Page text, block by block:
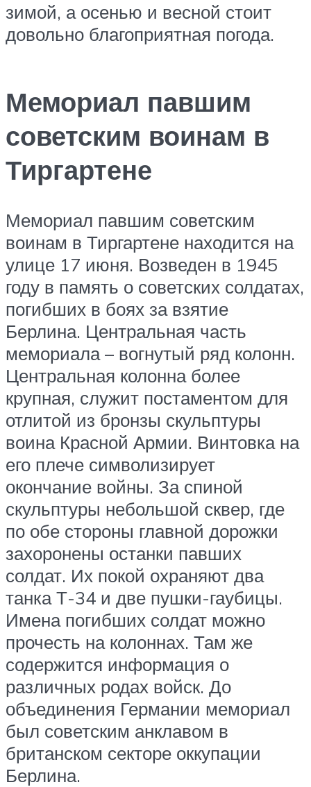
зимой, а осенью и весной стоит
довольно благоприятная погода.
Мемориал павшим
советским воинам в
Тиргартене
Мемориал павшим советским
воинам в Тиргартене находится на
улице 17 июня. Возведен в 1945
году в память о советских солдатах,
погибших в боях за взятие
Берлина. Центральная часть
мемориала – вогнутый ряд колонн.
Центральная колонна более
крупная, служит постаментом для
отлитой из бронзы скульптуры
воина Красной Армии. Винтовка на
его плече символизирует
окончание войны. За спиной
скульптуры небольшой сквер, где
по обе стороны главной дорожки
захоронены останки павших
солдат. Их покой охраняют два
танка Т-34 и две пушки-гаубицы.
Имена погибших солдат можно
прочесть на колоннах. Там же
содержится информация о
различных родах войск. До
объединения Германии мемориал
был советским анклавом в
британском секторе оккупации
Берлина.